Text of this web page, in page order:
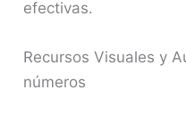
efectivas.
Recursos Visuales y
números